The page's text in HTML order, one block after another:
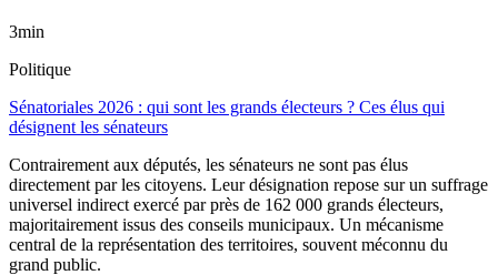
3min
Politique
Sénatoriales 2026 : qui sont les grands électeurs ? Ces élus qui
désignent les sénateurs
Contrairement aux députés, les sénateurs ne sont pas élus
directement par les citoyens. Leur désignation repose sur un suffrage
universel indirect exercé par près de 162 000 grands électeurs,
majoritairement issus des conseils municipaux. Un mécanisme
central de la représentation des territoires, souvent méconnu du
grand public.